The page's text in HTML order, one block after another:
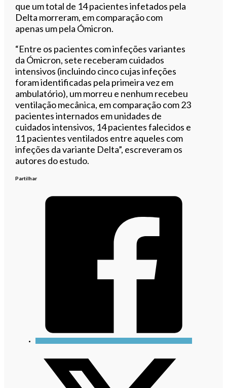
que um total de 14 pacientes infetados pela
Delta morreram, em comparação com
apenas um pela Ómicron.
“Entre os pacientes com infeções variantes
da Ómicron, sete receberam cuidados
intensivos (incluindo cinco cujas infeções
foram identificadas pela primeira vez em
ambulatório), um morreu e nenhum recebeu
ventilação mecânica, em comparação com 23
pacientes internados em unidades de
cuidados intensivos, 14 pacientes falecidos e
11 pacientes ventilados entre aqueles com
infeções da variante Delta”, escreveram os
autores do estudo.
Partilhar